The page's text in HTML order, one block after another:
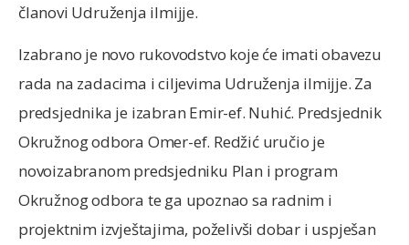
članovi Udruženja ilmijje.
Izabrano je novo rukovodstvo koje će imati obavezu
rada na zadacima i ciljevima Udruženja ilmijje. Za
predsjednika je izabran Emir-ef. Nuhić. Predsjednik
Okružnog odbora Omer-ef. Redžić uručio je
novoizabranom predsjedniku Plan i program
Okružnog odbora te ga upoznao sa radnim i
projektnim izvještajima, poželivši dobar i uspješan